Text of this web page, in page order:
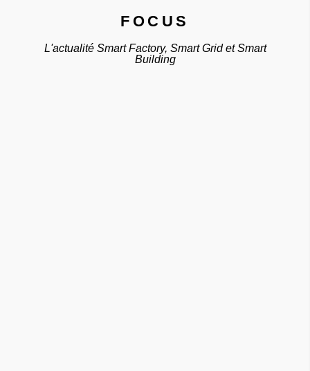
FOCUS
L'actualité Smart Factory, Smart Grid et Smart
Building